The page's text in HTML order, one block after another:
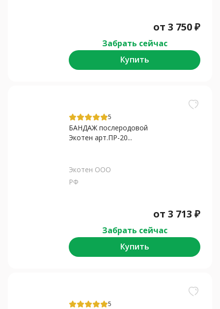
от 3 750₽
Забрать сейчас
Купить
5
БАНДАЖ послеродовой
Экотен арт.ПР-20...
Экотен ООО
РФ
от 3 713 ₽
Забрать сейчас
Купить
5